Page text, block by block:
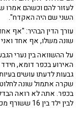
לעזור להם וכשהם
השני שם היה האקדח".
עורך הדין הבהיר: "אף
שונה משלו, אף אחד
על ההשוואה בין נערי
האירוע בכפר דומא,
שקרה אתמול שונה
בכפר. אתה לא רואה
לבין ילד בין 16 ששורף מכונית?".